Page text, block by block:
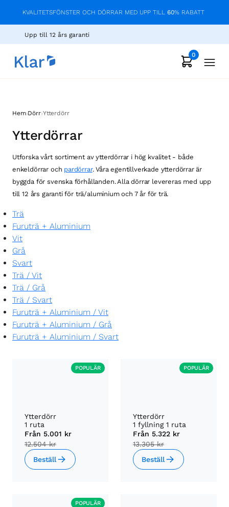
KVALITETSFÖNSTER OCH DÖRRAR MED UPP TILL 60% RABATT
Upp till 12 års garanti
0
Hem›Dörr›Ytterdörr
Ytterdörrar
Utforska vårt sortiment av ytterdörrar i hög kvalitet - både
enkeldörrar och pardörrar. Våra egentillverkade ytterdörrar är
byggda för svenska förhållanden. Alla dörrar levereras med upp
till 12 års garanti för trä/aluminium och 7 år för trä.
Trä
Furuträ + Aluminium
Vit
Grå
Svart
Trä / Vit
Trä / Grå
Trä / Svart
Furuträ + Aluminium / Vit
Furuträ + Aluminium / Grå
Furuträ + Aluminium / Svart
POPULÄR
Ytterdörr
1 ruta
Från 5.001 kr
12.504 kr
Beställ
POPULÄR
Ytterdörr
1 fyllning 1 ruta
Från 5.322 kr
13.305 kr
Beställ
POPULÄR